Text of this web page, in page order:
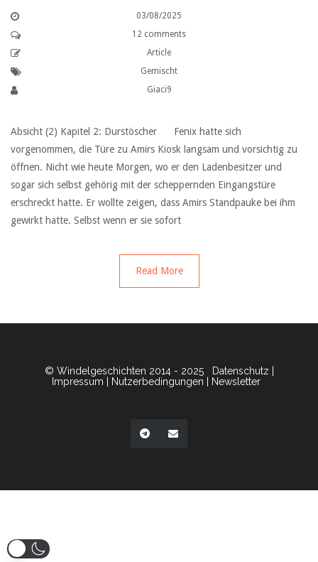
03/08/2025
12 comments
Article
Gemischt
Giaci9
Absicht (2) Kapitel 2: Durstöscher ‏ ‏ Fenix hatte sich
vorgenommen, die Türe zu Amirs Kiosk langsam und vorsichtig zu
öffnen. Nicht wie heute Morgen, wo er den Ladenbesitzer und
sogar sich selbst gehörig mit der scheppernden Eingangstüre
erschreckt hatte. Er wollte zeigen, dass Amirs Standpauke bei ihm
gewirkt hatte. Selbst wenn er sie sofort
Read More
© Windelgeschichten 2014 - 2025 Datenschutz
Impressum
Nutzerbedingungen Newsletter